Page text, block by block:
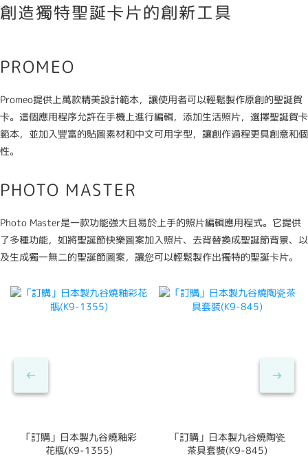
創造獨特聖誕卡片的創新工具
PROMEO
Promeo提供上萬款精美設計範本，讓使用者可以輕鬆製作原創的聖誕賀
卡。這個應用程序允許在手機上進行編輯，添加生活照片，選擇聖誕賀卡
範本，並加入豐富的貼圖素材和中文可用字型，讓創作過程更具創意和個
性。
PHOTO MASTER
Photo Master是一款功能強大且易於上手的照片編輯應用程式。它提供
了多種功能，如將聖誕節快樂圖案加入照片、去背替換成聖誕節背景、以
及生成獨一無二的聖誕節圖案，讓您可以輕鬆製作出獨特的聖誕卡片。
「訂購」日本製九谷燒釉彩
花瓶(K9-1355)
「訂購」日本製九谷燒陶瓷
茶具套裝(K9-845)